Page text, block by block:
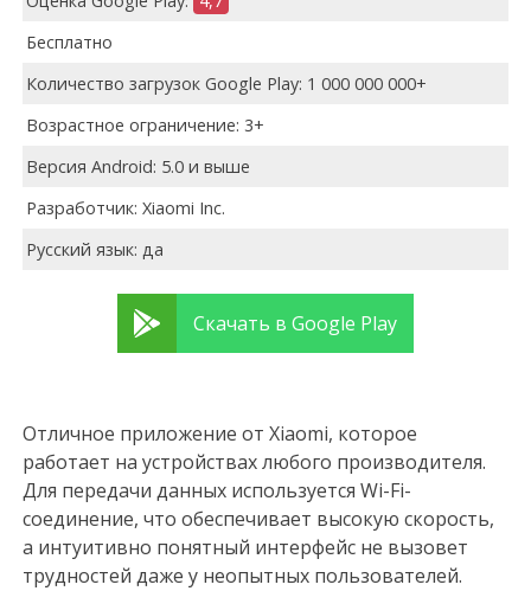
Бесплатно
Количество загрузок Google Play: 1 000 000 000+
Возрастное ограничение: 3+
Версия Android: 5.0 и выше
Разработчик: Xiaomi Inc.
Русский язык: да
Скачать в Google Play
Отличное приложение от Xiaomi, которое
работает на устройствах любого производителя.
Для передачи данных используется Wi-Fi-
соединение, что обеспечивает высокую скорость,
а интуитивно понятный интерфейс не вызовет
трудностей даже у неопытных пользователей.